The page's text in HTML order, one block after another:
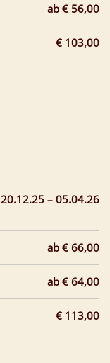
ab € 56,00
€ 103,00
20.12.25 – 05.04.26
ab € 66,00
ab € 64,00
€ 113,00